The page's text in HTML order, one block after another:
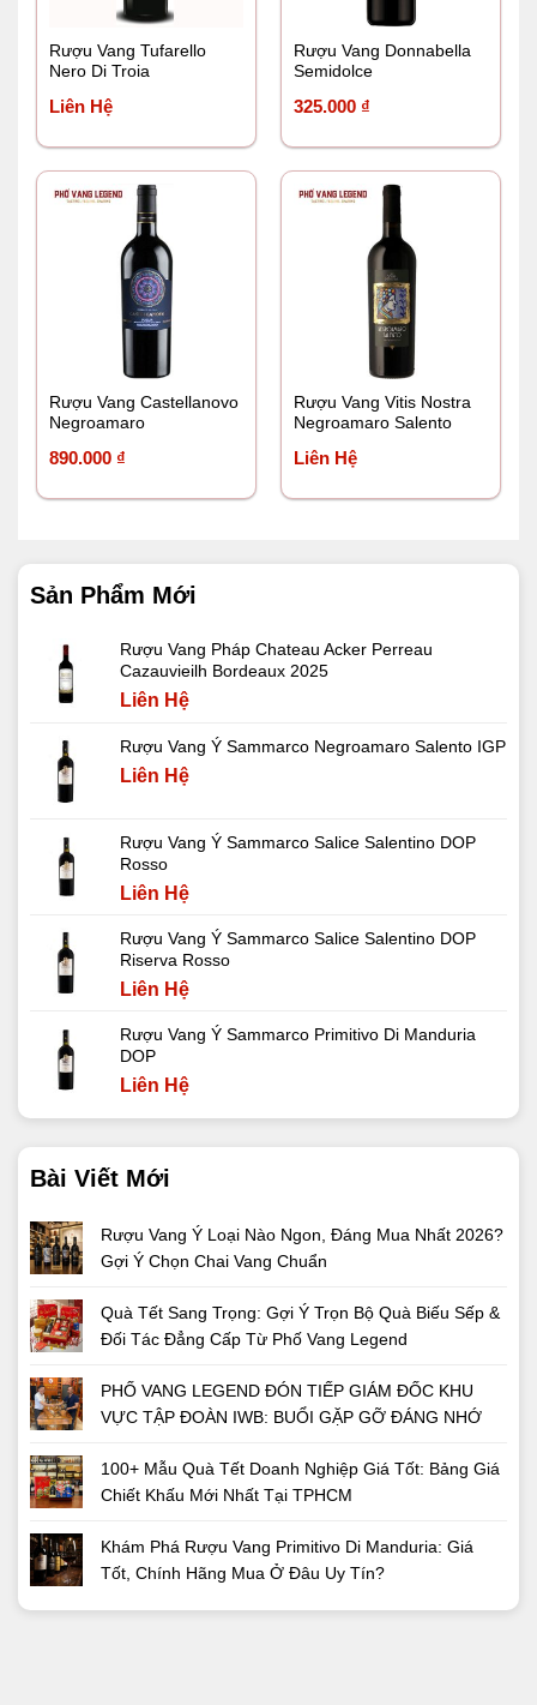
Sản Phẩm Mới
Rượu Vang Pháp Chateau Acker Perreau
Cazauvieilh Bordeaux 2025
Liên Hệ
Rượu Vang Ý Sammarco Negroamaro Salento IGP
Liên Hệ
Rượu Vang Ý Sammarco Salice Salentino DOP
Rosso
Liên Hệ
Rượu Vang Ý Sammarco Salice Salentino DOP
Riserva Rosso
Liên Hệ
Rượu Vang Ý Sammarco Primitivo Di Manduria
DOP
Liên Hệ
Bài Viết Mới
Rượu Vang Ý Loại Nào Ngon, Đáng Mua Nhất 2026?
Gợi Ý Chọn Chai Vang Chuẩn
Quà Tết Sang Trọng: Gợi Ý Trọn Bộ Quà Biếu Sếp &
Đối Tác Đẳng Cấp Từ Phố Vang Legend
PHỐ VANG LEGEND ĐÓN TIẾP GIÁM ĐỐC KHU
VỰC TẬP ĐOÀN IWB: BUỔI GẶP GỠ ĐÁNG NHỚ
100+ Mẫu Quà Tết Doanh Nghiệp Giá Tốt: Bảng Giá
Chiết Khấu Mới Nhất Tại TPHCM
Khám Phá Rượu Vang Primitivo Di Manduria: Giá
Tốt, Chính Hãng Mua Ở Đâu Uy Tín?
Rượu Vang Tufarello
Nero Di Troia
Liên Hệ
Rượu Vang Donnabella
Semidolce
325.000 ₫
Rượu Vang Castellanovo
Negroamaro
890.000 ₫
Rượu Vang Vitis Nostra
Negroamaro Salento
Liên Hệ